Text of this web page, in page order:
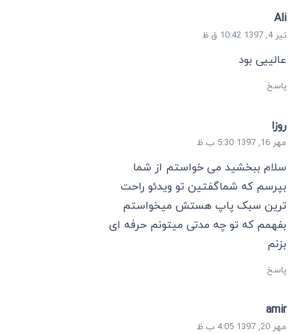
Ali
تیر 4, 1397 10:42 ق.ظ
عالییی بود
پاسخ
روزا
مهر 16, 1397 5:30 ب.ظ
سلام ببخشید می خواستم از شما
بپرسم که شماگفتین تو ویدئو راحت
ترین سبک پاپ هستش میخواستم
بفهمم که تو چه مدتی میتونم حرفه ای
بزنم
پاسخ
amir
مهر 20, 1397 4:05 ب.ظ